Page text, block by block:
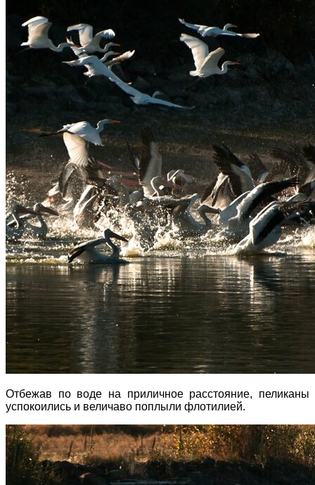
Отбежав по воде на приличное расстояние, пеликаны
успокоились и величаво поплыли флотилией.